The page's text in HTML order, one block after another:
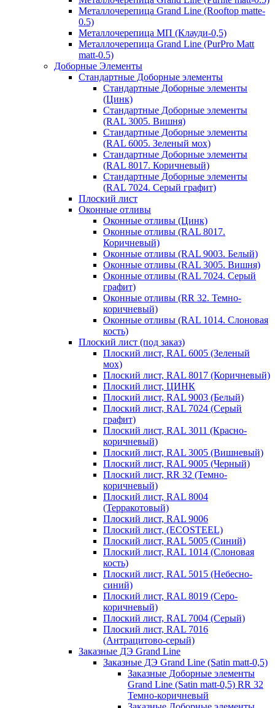
Металлочерепица Grand Line (Rooftop matte-
0.5)
Металлочерепица МП (Клауди-0,5)
Металлочерепица Grand Line (PurPro Matt
matt-0.5)
Доборные Элементы
Стандартные Доборные элементы
Стандартные Доборные элементы
(Цинк)
Стандартные Доборные элементы
(RAL 3005. Вишня)
Стандартные Доборные элементы
(RAL 6005. Зеленый мох)
Стандартные Доборные элементы
(RAL 8017. Коричневый)
Стандартные Доборные элементы
(RAL 7024. Серый графит)
Плоский лист
Оконные отливы
Оконные отливы (Цинк)
Оконные отливы (RAL 8017.
Коричневый)
Оконные отливы (RAL 9003. Белый)
Оконные отливы (RAL 3005. Вишня)
Оконные отливы (RAL 7024. Серый
графит)
Оконные отливы (RR 32. Темно-
коричневый)
Оконные отливы (RAL 1014. Слоновая
кость)
Плоский лист (под заказ)
Плоский лист, RAL 6005 (Зеленый
мох)
Плоский лист, RAL 8017 (Коричневый)
Плоский лист, ЦИНК
Плоский лист, RAL 9003 (Белый)
Плоский лист, RAL 7024 (Серый
графит)
Плоский лист, RAL 3011 (Красно-
коричневый)
Плоский лист, RAL 3005 (Вишневый)
Плоский лист, RAL 9005 (Черный)
Плоский лист, RR 32 (Темно-
коричневый)
Плоский лист, RAL 8004
(Терракотовый)
Плоский лист, RAL 9006
Плоский лист, (ECOSTEEL)
Плоский лист, RAL 5005 (Синий)
Плоский лист, RAL 1014 (Слоновая
кость)
Плоский лист, RAL 5015 (Небесно-
синий)
Плоский лист, RAL 8019 (Серо-
коричневый)
Плоский лист, RAL 7004 (Серый)
Плоский лист, RAL 7016
(Антрацитово-серый)
Заказные ДЭ Grand Line
Заказные ДЭ Grand Line (Satin matt-0,5)
Заказные Доборные элементы
Grand Line (Satin matt-0,5) RR 32
Темно-коричневый